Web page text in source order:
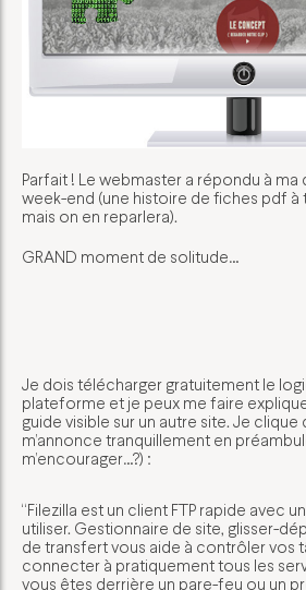
Parfait ! Le webmaster a répondu à ma
week-end (une histoire de fiches pdf à
mais on en reparlera).
GRAND moment de solitude…
Je dois télécharger gratuitement le
plateforme et je peux me faire
guide visible sur un autre site. Je
m’annonce tranquillement en
m’encourager…?) :
“Filezilla est un client FTP rapide avec
utiliser. Gestionnaire de site, glisser-
de transfert vous aide à contrôler vos
connecter à pratiquement tous les
vous êtes derrière un pare-feu ou un